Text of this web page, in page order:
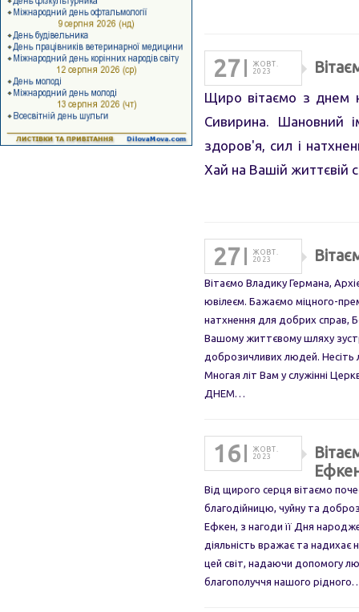
27
ЖОВТ.
2023
Щиро вітаємо з днем
Сивирина. Шановний
здоров'я, сил і
Хай на Вашій життєвій
27
ЖОВТ.
2023
Вітаємо Владику Германа,
ювілеєм. Бажаємо міцного-
натхнення для добрих справ,
Вашому життєвому шляху
доброзичливих людей. Несіть
Многая літ Вам у служінні
ДНЕМ…
16
ЖОВТ.
2023
Від щирого серця вітаємо
благодійницю, чуйну та
Ефкен, з нагоди її Дня
діяльність вражає та надихає
цей світ, надаючи допомогу
благополуччя нашого